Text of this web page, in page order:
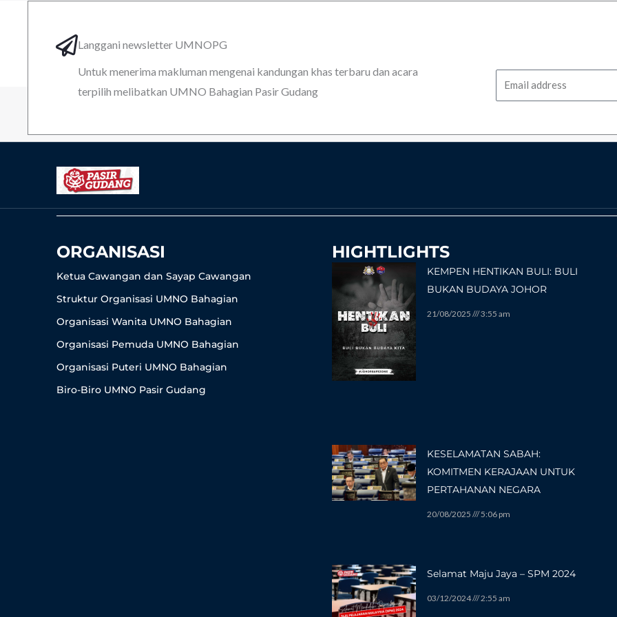
Langgani newsletter UMNOPG
Untuk menerima makluman mengenai kandungan khas terbaru dan acara
terpilih melibatkan UMNO Bahagian Pasir Gudang
Email
ORGANISASI
Ketua Cawangan dan Sayap Cawangan
Struktur Organisasi UMNO Bahagian
Organisasi Wanita UMNO Bahagian
Organisasi Pemuda UMNO Bahagian
Organisasi Puteri UMNO Bahagian
Biro-Biro UMNO Pasir Gudang
HIGHTLIGHTS
KEMPEN HENTIKAN BULI: BULI
BUKAN BUDAYA JOHOR
21/08/2025 3:55 am
KESELAMATAN SABAH:
KOMITMEN KERAJAAN UNTUK
PERTAHANAN NEGARA
20/08/2025 5:06 pm
Selamat Maju Jaya – SPM 2024
03/12/2024 2:55 am